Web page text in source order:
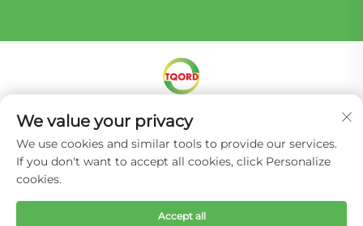
Dereitos de autor © Miracle Oruide (Guangzhou)
Auto Parts Remanufacturing Co., Ltd. -
Política
de privacidade
We value your privacy
We use cookies and similar tools to provide our services.
If you don't want to accept all cookies, click Personalize
cookies.
Accept all